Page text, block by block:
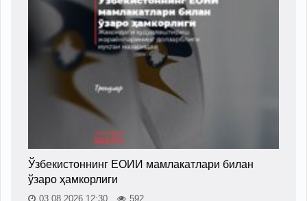
Ўзбекистоннинг ЕОИИ мамлакатлари билан
ўзаро ҳамкорлиги
03.08.2026 12:30 592